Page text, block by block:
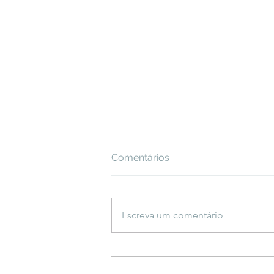
Comentários
Escreva um comentário